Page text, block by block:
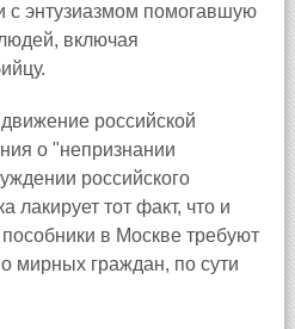
с энтузиазмом помогавшую
включая
российской
о "непризнании
российского
лакирует тот факт, что и
в Москве требуют
мирных граждан, по сути